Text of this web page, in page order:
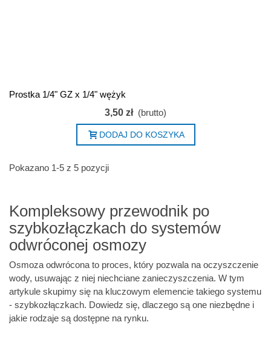
Prostka 1/4" GZ x 1/4" wężyk
3,50 zł (brutto)
DODAJ DO KOSZYKA
Pokazano 1-5 z 5 pozycji
Kompleksowy przewodnik po
szybkozłączkach do systemów
odwróconej osmozy
Osmoza odwrócona to proces, który pozwala na oczyszczenie
wody, usuwając z niej niechciane zanieczyszczenia. W tym
artykule skupimy się na kluczowym elemencie takiego systemu
- szybkozłączkach. Dowiedz się, dlaczego są one niezbędne i
jakie rodzaje są dostępne na rynku.